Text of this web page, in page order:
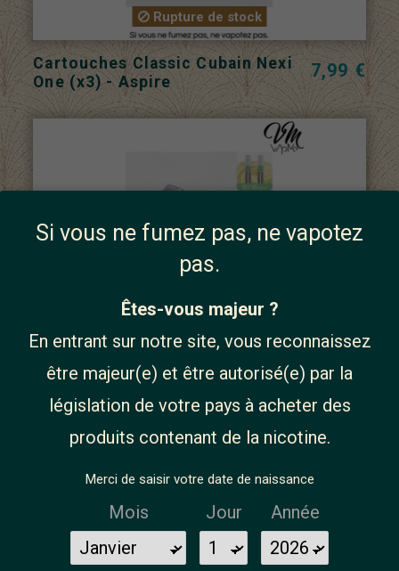
Rupture de stock
Cartouches Classic Cubain Nexi
One (x3) - Aspire
7,99 €
Rupture de stock
Cartouches Classic Vanille Nexi
One (x3) - Aspire
7,99 €
Si vous ne fumez pas, ne vapotez
pas.
Êtes-vous majeur ?
En entrant sur notre site, vous reconnaissez
être majeur(e) et être autorisé(e) par la
législation de votre pays à acheter des
produits contenant de la nicotine.
Merci de saisir votre date de naissance
Mois Jour Année